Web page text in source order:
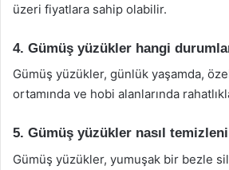
üzeri fiyatlara sahip olabilir.
4. Gümüş yüzükler hangi
Gümüş yüzükler, günlük yaşamda,
ortamında ve hobi alanlarında
5. Gümüş yüzükler nasıl
Gümüş yüzükler, yumuşak bir bezle